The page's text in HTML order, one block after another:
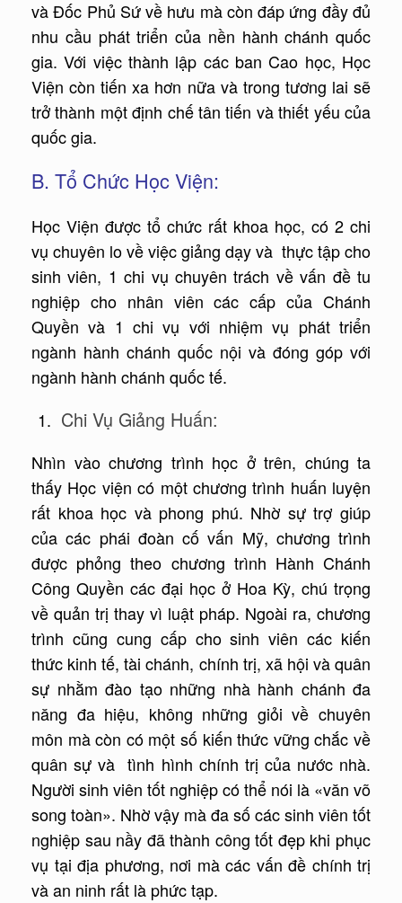
và Đốc Phủ Sứ về hưu mà còn đáp ứng đầy đủ
nhu cầu phát triển của nền hành chánh quốc
gia. Với việc thành lập các ban Cao học, Học
Viện còn tiến xa hơn nữa và trong tương lai sẽ
trở thành một định chế tân tiến và thiết yếu của
quốc gia.
B. Tổ Chức Học Viện:
Học Viện được tổ chức rất khoa học, có 2 chi
vụ chuyên lo về việc giảng dạy và thực tập cho
sinh viên, 1 chi vụ chuyên trách về vấn đề tu
nghiệp cho nhân viên các cấp của Chánh
Quyền và 1 chi vụ với nhiệm vụ phát triển
ngành hành chánh quốc nội và đóng góp với
ngành hành chánh quốc tế.
Chi Vụ Giảng Huấn:
Nhìn vào chương trình học ở trên, chúng ta
thấy Học viện có một chương trình huấn luyện
rất khoa học và phong phú. Nhờ sự trợ giúp
của các phái đoàn cố vấn Mỹ, chương trình
được phỏng theo chương trình Hành Chánh
Công Quyền các đại học ở Hoa Kỳ, chú trọng
về quản trị thay vì luật pháp. Ngoài ra, chương
trình cũng cung cấp cho sinh viên các kiến
thức kinh tế, tài chánh, chính trị, xã hội và quân
sự nhằm đào tạo những nhà hành chánh đa
năng đa hiệu, không những giỏi về chuyên
môn mà còn có một số kiến thức vững chắc về
quân sự và tình hình chính trị của nước nhà.
Người sinh viên tốt nghiệp có thể nói là «văn võ
song toàn». Nhờ vậy mà đa số các sinh viên tốt
nghiệp sau nầy đã thành công tốt đẹp khi phục
vụ tại địa phương, nơi mà các vấn đề chính trị
và an ninh rất là phức tạp.